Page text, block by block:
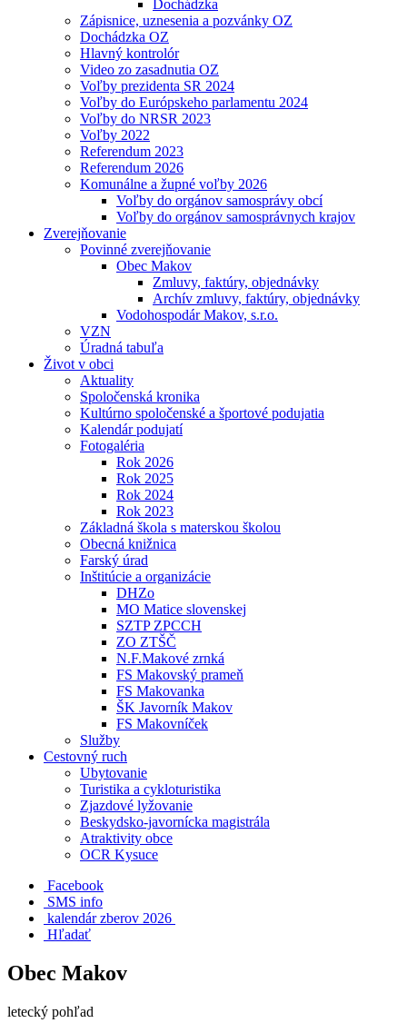
Dochádzka
Zápisnice, uznesenia a pozvánky OZ
Dochádzka OZ
Hlavný kontrolór
Video zo zasadnutia OZ
Voľby prezidenta SR 2024
Voľby do Európskeho parlamentu 2024
Voľby do NRSR 2023
Voľby 2022
Referendum 2023
Referendum 2026
Komunálne a župné voľby 2026
Voľby do orgánov samosprávy obcí
Voľby do orgánov samosprávnych krajov
Zverejňovanie
Povinné zverejňovanie
Obec Makov
Zmluvy, faktúry, objednávky
Archív zmluvy, faktúry, objednávky
Vodohospodár Makov, s.r.o.
VZN
Úradná tabuľa
Život v obci
Aktuality
Spoločenská kronika
Kultúrno spoločenské a športové podujatia
Kalendár podujatí
Fotogaléria
Rok 2026
Rok 2025
Rok 2024
Rok 2023
Základná škola s materskou školou
Obecná knižnica
Farský úrad
Inštitúcie a organizácie
DHZo
MO Matice slovenskej
SZTP ZPCCH
ZO ZTŠČ
N.F.Makové zrnká
FS Makovský prameň
FS Makovanka
ŠK Javorník Makov
FS Makovníček
Služby
Cestovný ruch
Ubytovanie
Turistika a cykloturistika
Zjazdové lyžovanie
Beskydsko-javornícka magistrála
Atraktivity obce
OCR Kysuce
Facebook
SMS info
​ kalendár zberov 2026
Hľadať
Obec Makov
letecký pohľad